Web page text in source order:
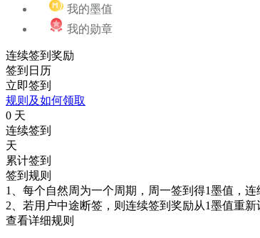
我的墨值
我的勋章
连续签到奖励
签到日历
立即签到
规则及如何领取
0 天
连续签到
天
累计签到
签到规则
1、每个自然周为一个周期，周一签到得1墨值，
2、若用户中途断签，则连续签到奖励从1墨值重新
查看详细规则